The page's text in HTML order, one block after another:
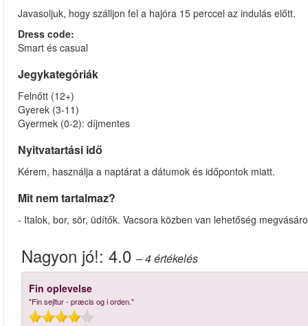
Javasoljuk, hogy szálljon fel a hajóra 15 perccel az indulás előtt.
Dress code:
Smart és casual
Jegykategóriák
Felnőtt (12+)
Gyerek (3-11)
Gyermek (0-2): díjmentes
Nyitvatartási idő
Kérem, használja a naptárat a dátumok és időpontok miatt.
Mit nem tartalmaz?
- Italok, bor, sör, üdítők. Vacsora közben van lehetőség
Nagyon jó!: 4.0 – 4értékelés
Fin oplevelse
"Fin sejltur - præcis og i orden."